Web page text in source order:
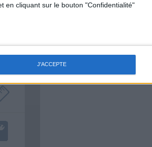
en cliquant sur le bouton "Confidentialité"
J'ACCEPTE
Webinaires en direct